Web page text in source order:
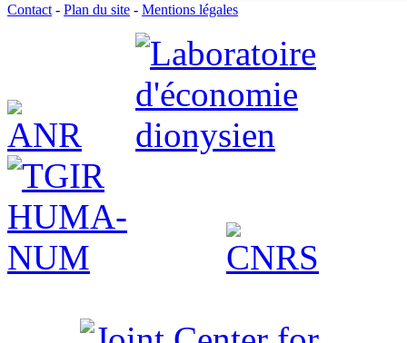
Contact - Plan du site - Mentions légales